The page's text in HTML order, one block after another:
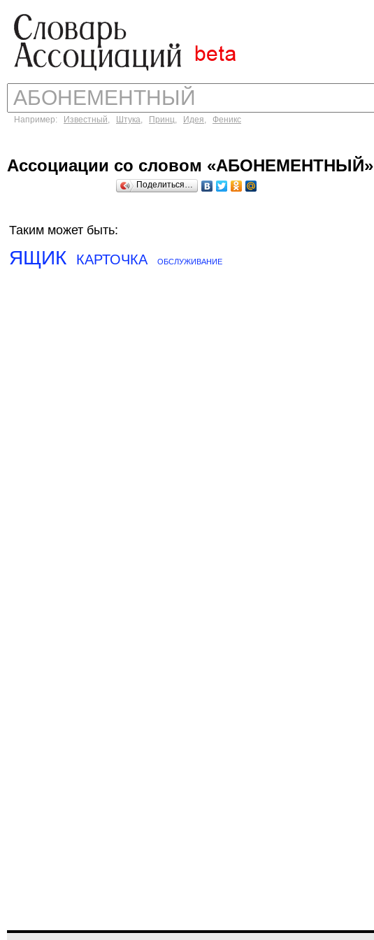
Например: Известный, Штука, Принц, Идея, Феникс
Ассоциации со словом «АБОНЕМЕНТНЫЙ»
Поделиться…
Таким может быть:
ЯЩИК КАРТОЧКА ОБСЛУЖИВАНИЕ